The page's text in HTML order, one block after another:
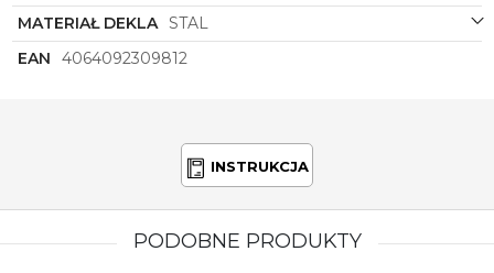
MATERIAŁ DEKLA STAL
EAN
4064092309812
INSTRUKCJA
PODOBNE PRODUKTY